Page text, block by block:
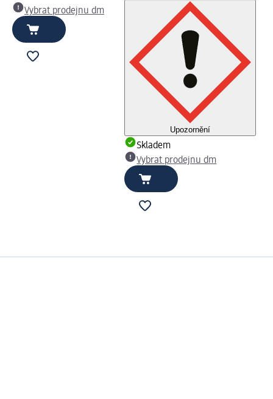
Vybrat prodejnu dm
Upozornění
Skladem
Vybrat prodejnu dm